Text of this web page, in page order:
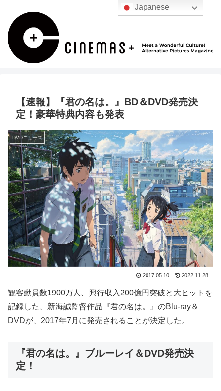
【速報】『君の名は。』BD＆DVD発売決
定！豪華特典内容も発表
DVDニュース
2017.05.10 2022.11.28
観客動員数1900万人、興行収入200億円突破と大ヒットを
記録した、新海誠監督作品『君の名は。』のBlu-ray＆
DVDが、2017年7月に発売されることが決定した。
『君の名は。』ブルーレイ＆DVD発売決
定！
Japanese